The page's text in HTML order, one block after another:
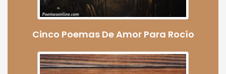
Cinco Poemas De Amor Para Rocío